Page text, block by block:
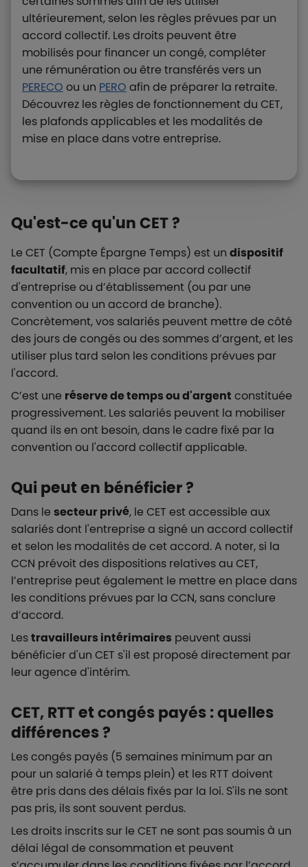
ultérieurement, selon les règles prévues par un
accord collectif. Les droits peuvent être
mobilisés pour financer un congé, compléter
une rémunération ou être transférés vers un
PERECO ou un PERO afin de préparer la retraite.
Découvrez les règles de fonctionnement du CET,
les plafonds applicables et les modalités de
mise en place dans votre entreprise.
Qu'est-ce qu'un CET ?
Le CET (Compte Épargne Temps) est un dispositif
facultatif, mis en place par accord collectif
d'entreprise ou d’établissement (ou par une
convention ou un accord de branche).
Concrètement, vos salariés peuvent mettre de côté
des jours de congés ou des sommes d’argent, et les
utiliser plus tard selon les conditions prévues par
l'accord.
C’est une réserve de temps ou d'argent constituée
progressivement. Les salariés peuvent la mobiliser
quand ils en ont besoin, dans le cadre fixé par la
convention ou l'accord collectif applicable.
Qui peut en bénéficier ?
Dans lesecteur privé, le CET est accessible aux
salariés dont l'entreprise a signé un accord collectif
et selon les modalités de cet accord. A noter, si la
CCN prévoit des dispositions relatives au CET,
l’entreprise peut également le mettre en place dans
les conditions prévues par la CCN, sans conclure
d’accord.
Lestravailleurs intérimaires peuvent aussi
bénéficier d'un CET s'il est proposé directement par
leur agence d'intérim.
CET, RTT et congés payés : quelles
différences ?
Les congés payés (5 semaines minimum par an
pour un salarié à temps plein) et les RTT doivent
être pris dans des délais fixés par la loi. S'ils ne sont
pas pris, ils sont souvent perdus.
Les droits inscrits sur le CET ne sont pas soumis à un
délai légal de consommation et peuvent